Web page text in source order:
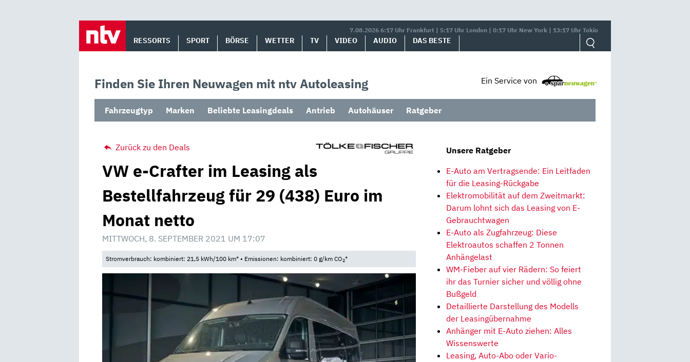
7.08.2026 6:17 Uhr Frankfurt | 5:17 Uhr London | 0:17 Uhr New York | 13:17 Uhr Tokio
RESSORTS SPORT BÖRSE WETTER TV VIDEO AUDIO DAS BESTE
Finden Sie Ihren Neuwagen mit ntv Autoleasing Ein Service von
Fahrzeugtyp Marken Beliebte Leasingdeals Antrieb Autohäuser Ratgeber
Zurück zu den Deals
VW e-Crafter im Leasing als
Bestellfahrzeug für 29 (438) Euro im
Monat netto
MITTWOCH, 8. SEPTEMBER 2021 UM 17:07
Stromverbrauch: kombiniert: 21,5 kWh/100 km* • Emissionen: kombiniert: 0 g/km CO2*
Unsere Ratgeber
E-Auto am Vertragsende: Ein Leitfaden
für die Leasing-Rückgabe
Elektromobilität auf dem Zweitmarkt:
Darum lohnt sich das Leasing von E-
Gebrauchtwagen
E-Auto als Zugfahrzeug: Diese
Elektroautos schaffen 2 Tonnen
Anhängelast
WM-Fieber auf vier Rädern: So feiert
ihr das Turnier sicher und völlig ohne
Bußgeld
Detaillierte Darstellung des Modells
der Leasingübernahme
Anhänger mit E-Auto ziehen: Alles
Wissenswerte
Leasing, Auto-Abo oder Vario-